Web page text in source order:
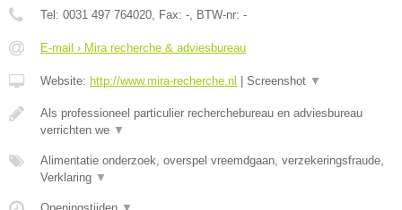
Tel: 0031 497 764020 , Fax: - , BTW-nr: -
E-mail › Mira recherche & adviesbureau
Website: http://www.mira-recherche.nl Screenshot ▼
Als professioneel particulier recherchebureau en adviesbureau
verrichten we ▼
Alimentatie onderzoek, overspel vreemdgaan, verzekeringsfraude,
Verklaring ▼